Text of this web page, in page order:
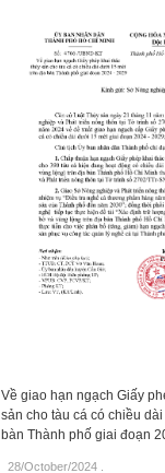
Về giao hạn ngạch Giấy
sản cho tàu cá có chiều
bàn Thành phố giai đoạn
28/October/2024.